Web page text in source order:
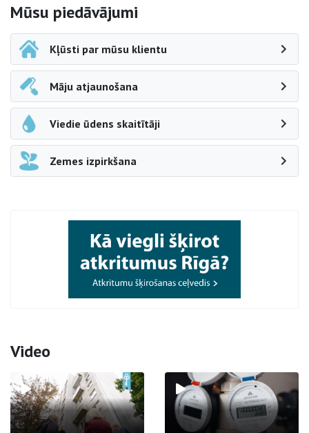
Sāna navigācija
Mūsu piedāvājumi
Kļūsti par mūsu klientu
Māju atjaunošana
Viedie ūdens skaitītāji
Zemes izpirkšana
Video